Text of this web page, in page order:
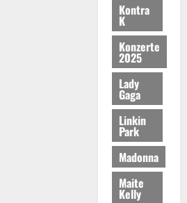
Kontra
K
Konzerte
2025
Lady
Gaga
Linkin
Park
Madonna
Maite
Kelly